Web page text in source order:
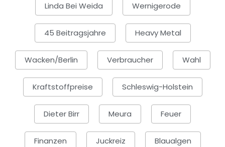
Linda Bei Weida Wernigerode
45 Beitragsjahre Heavy Metal
Wacken/Berlin Verbraucher Wahl
Kraftstoffpreise Schleswig-Holstein
Dieter Birr Meura Feuer
Finanzen Juckreiz Blaualgen